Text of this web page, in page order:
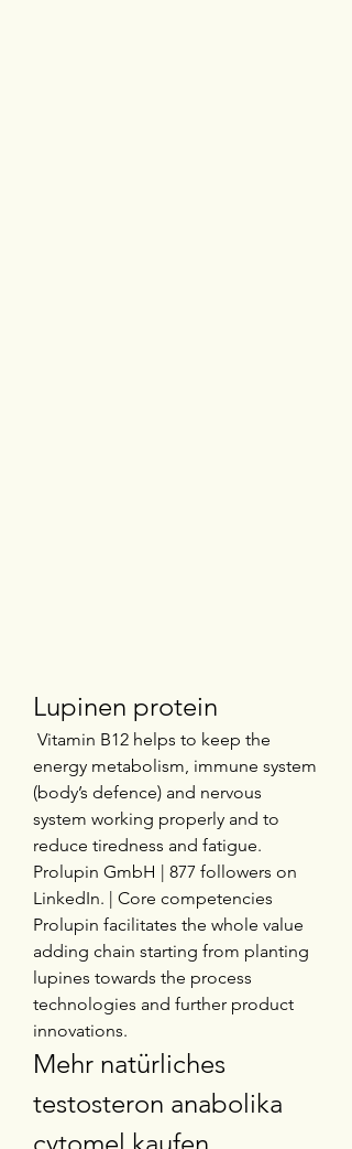
Lupinen protein
energy metabolism, immune system
(body’s defence) and nervous
system working properly and to
reduce tiredness and fatigue.
Prolupin GmbH | 877 followers on
LinkedIn. | Core competencies
Prolupin facilitates the whole value
adding chain starting from planting
lupines towards the process
technologies and further product
innovations.
Mehr natürliches
testosteron anabolika
cytomel kaufen